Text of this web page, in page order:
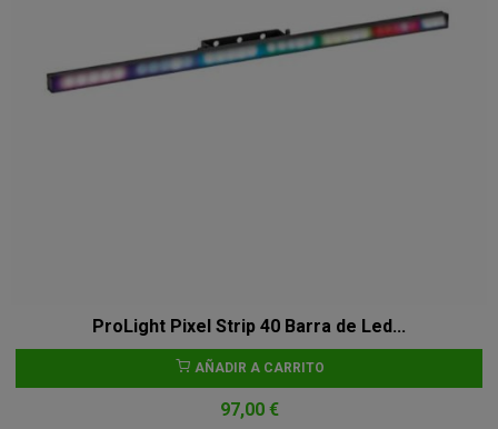
ProLight Pixel Strip 40 Barra de Led...
AÑADIR A CARRITO
97,00 €